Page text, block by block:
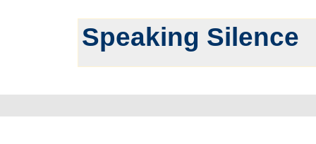
Speaking Silence